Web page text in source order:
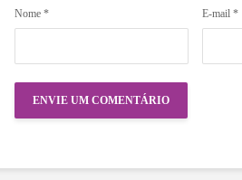
Nome * E-mail *